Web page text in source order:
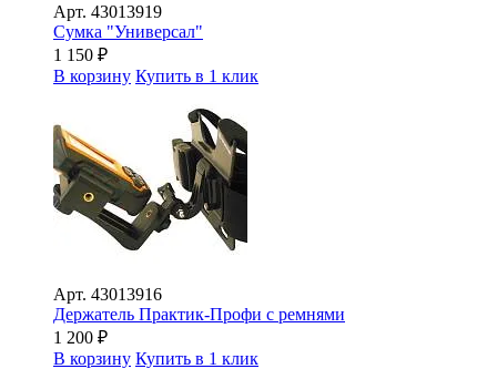
Арт. 43013919
Сумка "Универсал"
1 150 ₽
В корзину Купить в 1 клик
Арт. 43013916
Держатель Практик-Профи с ремнями
1 200 ₽
В корзину Купить в 1 клик